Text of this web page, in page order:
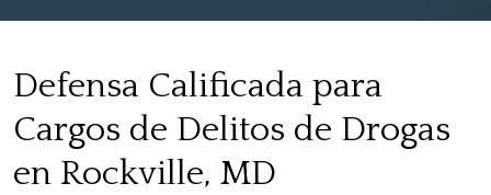
Defensa Calificada para
Cargos de Delitos de Drogas
en Rockville, MD